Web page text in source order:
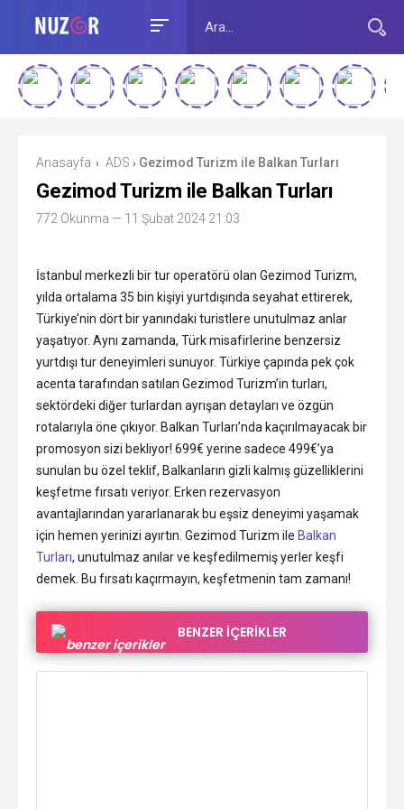
Anasayfa › ADS › Gezimod Turizm ile Balkan Turları
Gezimod Turizm ile Balkan Turları
772 Okunma — 11 Şubat 2024 21:03
İstanbul merkezli bir tur operatörü olan Gezimod Turizm,
yılda ortalama 35 bin kişiyi yurtdışında seyahat ettirerek,
Türkiye’nin dört bir yanındaki turistlere unutulmaz anlar
yaşatıyor. Aynı zamanda, Türk misafirlerine benzersiz
yurtdışı tur deneyimleri sunuyor. Türkiye çapında pek çok
acenta tarafından satılan Gezimod Turizm’in turları,
sektördeki diğer turlardan ayrışan detayları ve özgün
rotalarıyla öne çıkıyor. Balkan Turları’nda kaçırılmayacak bir
promosyon sizi bekliyor! 699€ yerine sadece 499€’ya
sunulan bu özel teklif, Balkanların gizli kalmış güzelliklerini
keşfetme fırsatı veriyor. Erken rezervasyon
avantajlarından yararlanarak bu eşsiz deneyimi yaşamak
için hemen yerinizi ayırtın. Gezimod Turizm ile Balkan
Turları, unutulmaz anılar ve keşfedilmemiş yerler keşfi
demek. Bu fırsatı kaçırmayın, keşfetmenin tam zamanı!
BENZER İÇERİKLER